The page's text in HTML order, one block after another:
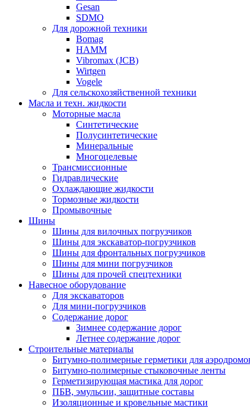
Gesan
SDMO
Для дорожной техники
Bomag
HAMM
Vibromax (JCB)
Wirtgen
Vogele
Для сельскохозяйственной техники
Масла и техн. жидкости
Моторные масла
Синтетические
Полусинтетические
Минеральные
Многоцелевые
Трансмиссионные
Гидравлические
Охлаждающие жидкости
Тормозные жидкости
Промывочные
Шины
Шины для вилочных погрузчиков
Шины для экскаватор-погрузчиков
Шины для фронтальных погрузчиков
Шины для мини погрузчиков
Шины для прочей спецтехники
Навесное оборудование
Для экскаваторов
Для мини-погрузчиков
Содержание дорог
Зимнее содержание дорог
Летнее содержание дорог
Строительные материалы
Битумно-полимерные герметики для
Битумно-полимерные стыковочные ленты
Герметизирующая мастика для дорог
ПБВ, эмульсии, защитные составы
Изоляционные и кровельные мастики